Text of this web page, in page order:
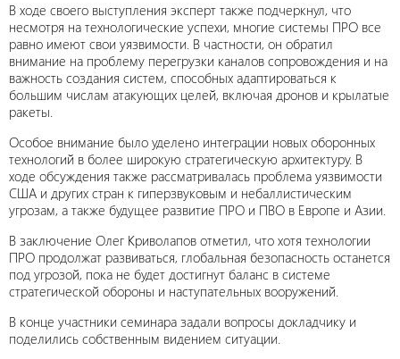
В ходе своего выступления эксперт также подчеркнул, что
несмотря на технологические успехи, многие системы ПРО все
равно имеют свои уязвимости. В частности, он обратил
внимание на проблему перегрузки каналов сопровождения и на
важность создания систем, способных адаптироваться к
большим числам атакующих целей, включая дронов и крылатые
ракеты.
Особое внимание было уделено интеграции новых оборонных
технологий в более широкую стратегическую архитектуру. В
ходе обсуждения также рассматривалась проблема уязвимости
США и других стран к гиперзвуковым и небаллистическим
угрозам, а также будущее развитие ПРО и ПВО в Европе и Азии.
В заключение Олег Криволапов отметил, что хотя технологии
ПРО продолжат развиваться, глобальная безопасность останется
под угрозой, пока не будет достигнут баланс в системе
стратегической обороны и наступательных вооружений.
В конце участники семинара задали вопросы докладчику и
поделились собственным видением ситуации.